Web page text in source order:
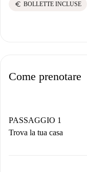
euro BOLLETTE INCLUSE
Come prenotare
PASSAGGIO 1
Trova la tua casa